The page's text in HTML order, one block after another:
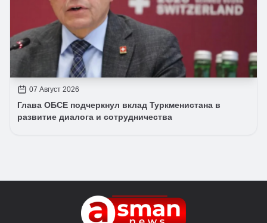
07 Август 2026
Глава ОБСЕ подчеркнул вклад Туркменистана в
развитие диалога и сотрудничества